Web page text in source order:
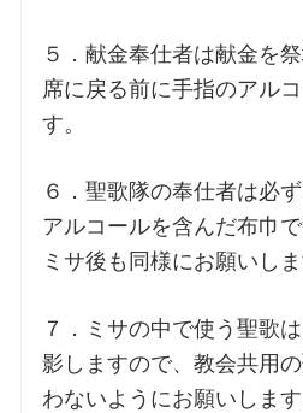
５．献金奉仕者は献金を
席に戻る前に手指のアル
す。
６．聖歌隊の奉仕者は必
アルコールを含んだ布巾
ミサ後も同様にお願いしま
７．ミサの中で使う聖歌
影しますので、教会共用
わないようにお願いしま